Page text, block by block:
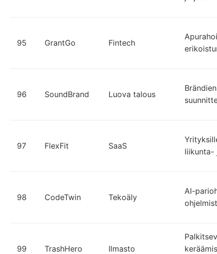
95 GrantGo Fintech
96 SoundBrand Luova talous
97 FlexFit SaaS
liikunta-
98 CodeTwin Tekoäly
AI-
99 TrashHero Ilmasto